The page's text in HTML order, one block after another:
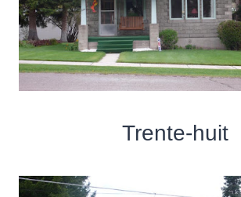
Trente-huit